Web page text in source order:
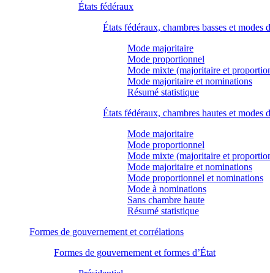
États fédéraux
États fédéraux, chambres basses et modes
Mode majoritaire
Mode proportionnel
Mode mixte (majoritaire et
Mode majoritaire et nominations
Résumé statistique
États fédéraux, chambres hautes et modes
Mode majoritaire
Mode proportionnel
Mode mixte (majoritaire et
Mode majoritaire et nominations
Mode proportionnel et nominations
Mode à nominations
Sans chambre haute
Résumé statistique
Formes de gouvernement et corrélations
Formes de gouvernement et formes d’État